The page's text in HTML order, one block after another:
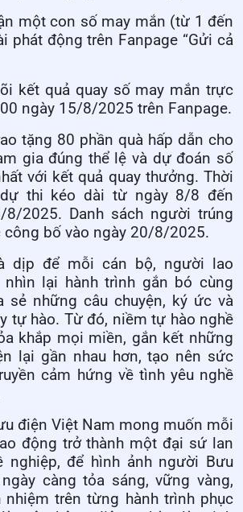
một con số may mắn (từ 1 đến
phát động trên Fanpage “Gửi cả
kết quả quay số may mắn trực
ngày 15/8/2025 trên Fanpage.
tặng 80 phần quà hấp dẫn cho
gia đúng thể lệ và dự đoán số
với kết quả quay thưởng. Thời
thi kéo dài từ ngày 8/8 đến
8/2025. Danh sách người trúng
bố vào ngày 20/8/2025.
dịp để mỗi cán bộ, người lao
lại hành trình gắn bó cùng
sẻ những câu chuyện, ký ức và
tự hào. Từ đó, niềm tự hào nghề
khắp mọi miền, gắn kết những
lại gần nhau hơn, tạo nên sức
cảm hứng về tình yêu nghề
điện Việt Nam mong muốn mỗi
động trở thành một đại sứ lan
nghiệp, để hình ảnh người Bưu
càng tỏa sáng, vững vàng,
nhiệm trên từng hành trình phục